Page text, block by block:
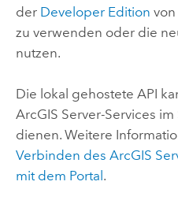
der Developer Edition von
zu verwenden oder die
nutzen.
Die lokal gehostete API
ArcGIS Server-Services im
dienen. Weitere
Verbinden des ArcGIS
mit dem Portal.